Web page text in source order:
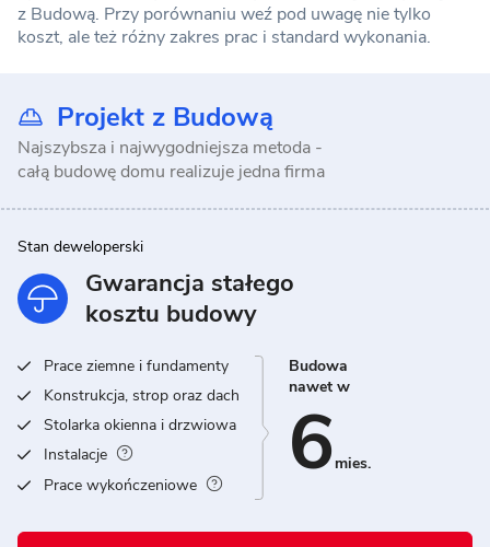
z Budową. Przy porównaniu weź pod uwagę nie tylko
koszt, ale też różny zakres prac i standard wykonania.
Projekt z Budową
Najszybsza i najwygodniejsza metoda -
całą budowę domu realizuje jedna firma
Stan deweloperski
Gwarancja stałego
kosztu budowy
Prace ziemne i fundamenty
Konstrukcja, strop oraz dach
Stolarka okienna i drzwiowa
Instalacje
Prace wykończeniowe
Budowa
nawet w
6 mies.